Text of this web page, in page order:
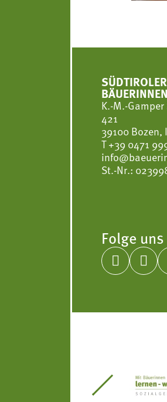
SÜDTIROLER
K.-M.-
421
39100
T+39 0471
St.-Nr.:
Folge
 
Südtiroler